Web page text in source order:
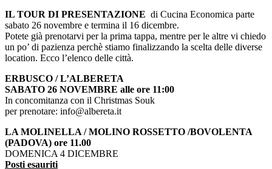
IL TOUR DI PRESENTAZIONE di Cucina Economica parte
sabato 26 novembre e termina il 16 dicembre.
Potete già prenotarvi per la prima tappa, mentre per le altre vi chiedo
un po’ di pazienza perchè stiamo finalizzando la scelta delle diverse
location. Ecco l’elenco delle città.
ERBUSCO / L’ALBERETA
SABATO 26 NOVEMBRE alle ore 11:00
In concomitanza con il Christmas Souk
per prenotare: info@albereta.it
LA MOLINELLA / MOLINO ROSSETTO /BOVOLENTA
(PADOVA) ore 11.00
DOMENICA 4 DICEMBRE
Posti esauriti